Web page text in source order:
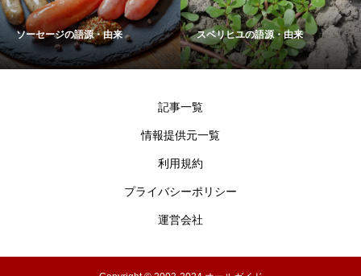
ソーセージの語源・由来 スベリヒユの語源・由来
記事一覧
情報提供元一覧
利用規約
プライバシーポリシー
運営会社